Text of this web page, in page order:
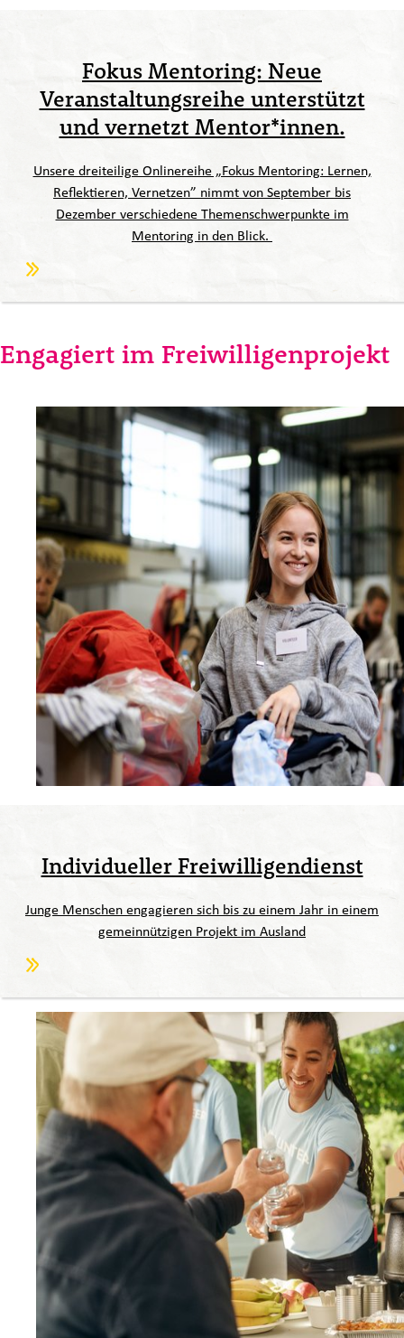
Fokus Mentoring: Neue
Veranstaltungsreihe unterstützt
und vernetzt Mentor*innen.
Unsere dreiteilige Onlinereihe „Fokus Mentoring: Lernen,
Reflektieren, Vernetzen” nimmt von September bis
Dezember verschiedene Themenschwerpunkte im
Mentoring in den Blick.
Engagiert im Freiwilligenprojekt
Individueller Freiwilligendienst
Junge Menschen engagieren sich bis zu einem Jahr in einem
gemeinnützigen Projekt im Ausland